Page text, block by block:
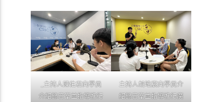
_主持人陳佑君向學員
介紹錄音室並指導進行
主持人胡皓宸向學員介
紹錄音室並指導進行廣